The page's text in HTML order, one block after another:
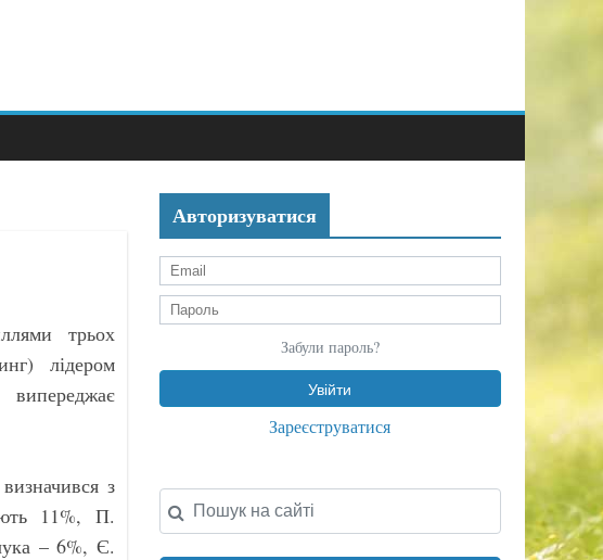
трьох
лідером
з
11%, П.
– 6%, Є.
Авторизуватися
Забули пароль?
Зареєструватися